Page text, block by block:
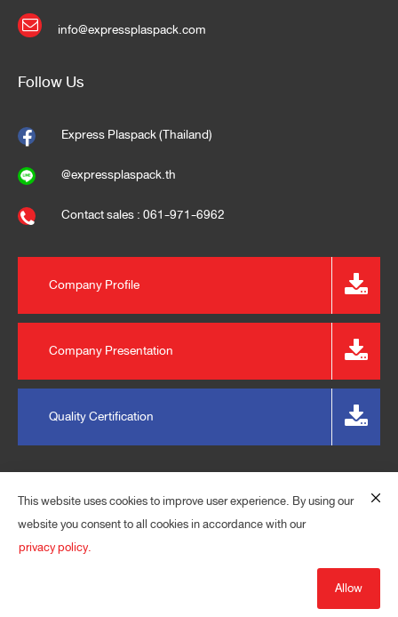
info@expressplaspack.com
Follow Us
Express Plaspack (Thailand)
@expressplaspack.th
Contact sales : 061-971-6962
Company Profile
Company Presentation
Quality Certification
© 2023 EXPRESS PLASPACK (THAILAND) CO., LTD. ALL
This website uses cookies to improve user experience. By using our
website you consent to all cookies in accordance with our
privacy policy.
Allow